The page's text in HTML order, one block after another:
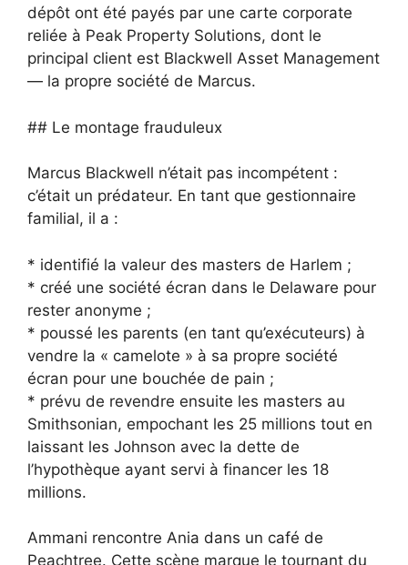
dépôt ont été payés par une carte corporate
reliée à Peak Property Solutions, dont le
principal client est Blackwell Asset Management
— la propre société de Marcus.
## Le montage frauduleux
Marcus Blackwell n’était pas incompétent :
c’était un prédateur. En tant que gestionnaire
familial, il a :
* identifié la valeur des masters de Harlem ;
* créé une société écran dans le Delaware pour
rester anonyme ;
* poussé les parents (en tant qu’exécuteurs) à
vendre la « camelote » à sa propre société
écran pour une bouchée de pain ;
* prévu de revendre ensuite les masters au
Smithsonian, empochant les 25 millions tout en
laissant les Johnson avec la dette de
l’hypothèque ayant servi à financer les 18
millions.
Ammani rencontre Ania dans un café de
Peachtree. Cette scène marque le tournant du